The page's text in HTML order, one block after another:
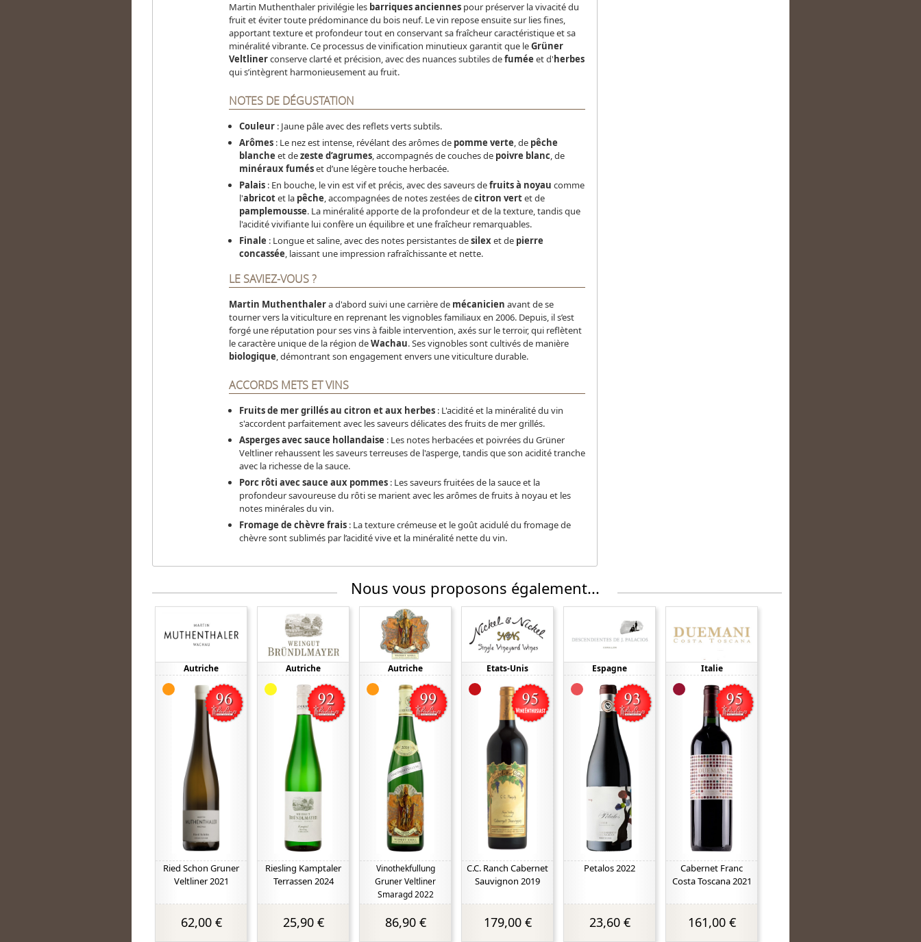
Martin Muthenthaler privilégie les barriques anciennespour préserver la vivacité du
fruit et éviter toute prédominance du bois neuf. Le vin repose ensuite sur lies fines,
apportant texture et profondeur tout en conservant sa fraîcheur caractéristique et sa
minéralité vibrante. Ce processus de vinification minutieux garantit que leGrüner
Veltlinerconserve clarté et précision, avec des nuances subtiles defumée et d'herbes
qui s’intègrent harmonieusement au fruit.
NOTES DE DÉGUSTATION
Couleur: Jaune pâle avec des reflets verts subtils.
Arômes: Le nez est intense, révélant des arômes de pomme verte, de pêche
blanche et dezeste d’agrumes, accompagnés de couches de poivre blanc, de
minéraux fuméset d’une légère touche herbacée.
Palais: En bouche, le vin est vif et précis, avec des saveurs defruits à noyau comme
l'abricotet la pêche, accompagnées de notes zestées decitron vertet de
pamplemousse. La minéralité apporte de la profondeur et de la texture, tandis que
l'acidité vivifiante lui confère un équilibre et une fraîcheur remarquables.
Finale : Longue et saline, avec des notes persistantes desilexet de pierre
concassée, laissant une impression rafraîchissante et nette.
LE SAVIEZ-VOUS ?
Martin Muthenthalera d'abord suivi une carrière de mécanicien avant de se
tourner vers la viticulture en reprenant les vignobles familiaux en 2006. Depuis, il s’est
forgé une réputation pour ses vins à faible intervention, axés sur le terroir, qui reflètent
le caractère unique de la région deWachau. Ses vignobles sont cultivés de manière
biologique, démontrant son engagement envers une viticulture durable.
ACCORDS METS ET VINS
Fruits de mer grillés au citron et aux herbes: L'acidité et la minéralité du vin
s'accordent parfaitement avec les saveurs délicates des fruits de mer grillés.
Asperges avec sauce hollandaise : Les notes herbacées et poivrées du Grüner
Veltliner rehaussent les saveurs terreuses de l'asperge, tandis que son acidité tranche
avec la richesse de la sauce.
Porc rôti avec sauce aux pommes: Les saveurs fruitées de la sauce et la
profondeur savoureuse du rôti se marient avec les arômes de fruits à noyau et les
notes minérales du vin.
Fromage de chèvre frais: La texture crémeuse et le goût acidulé du fromage de
chèvre sont sublimés par l’acidité vive et la minéralité nette du vin.
Nous vous proposons également...
Autriche
Ried Schon Gruner
Veltliner 2021
62,00 €
Autriche
Riesling Kamptaler
Terrassen 2024
25,90 €
Autriche
Vinothekfullung
Gruner Veltliner
Smaragd 2022
86,90 €
Etats-Unis
C.C. Ranch Cabernet
Sauvignon 2019
179,00 €
Espagne
Petalos 2022
23,60 €
Italie
Cabernet Franc
Costa Toscana 2021
161,00 €